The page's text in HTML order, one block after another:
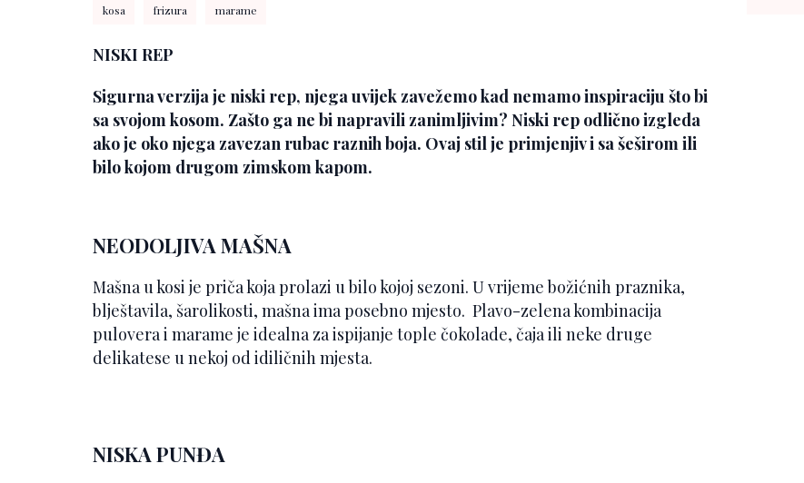
kosa frizura marame
NISKI REP
Sigurna verzija je niski rep, njega uvijek zavežemo kad nemamo inspiraciju što bi
sa svojom kosom. Zašto ga ne bi napravili zanimljivim? Niski rep odlično izgleda
ako je oko njega zavezan rubac raznih boja. Ovaj stil je primjenjiv i sa šeširom ili
bilo kojom drugom zimskom kapom.
NEODOLJIVA MAŠNA
Mašna u kosi je priča koja prolazi u bilo kojoj sezoni. U vrijeme božićnih praznika,
blještavila, šarolikosti, mašna ima posebno mjesto. Plavo-zelena kombinacija
pulovera i marame je idealna za ispijanje tople čokolade, čaja ili neke druge
delikatese u nekoj od idiličnih mjesta.
NISKA PUNĐA